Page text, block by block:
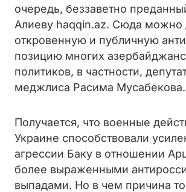
очередь, беззаветно
Алиеву haqqin.az. Сюда можно
откровенную и публичную
позицию многих
политиков, в частности,
меджлиса Расима Мусабекова.
Получается, что военные
Украине способствовали
агрессии Баку в отношении
более выраженными
выпадами. Но в чем причина